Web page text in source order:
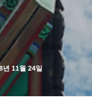
년 11월 24일